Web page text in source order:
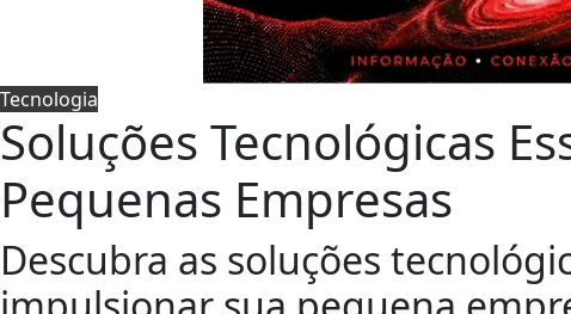
Tecnologia
Soluções Tecnológicas
Pequenas Empresas
Descubra as soluções